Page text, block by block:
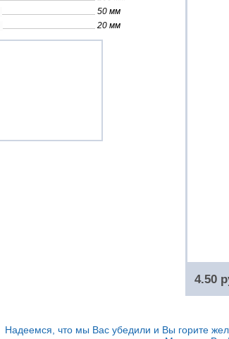
4.50
50 мм
20 мм
Надеемся, что мы Вас убедили и Вы горите